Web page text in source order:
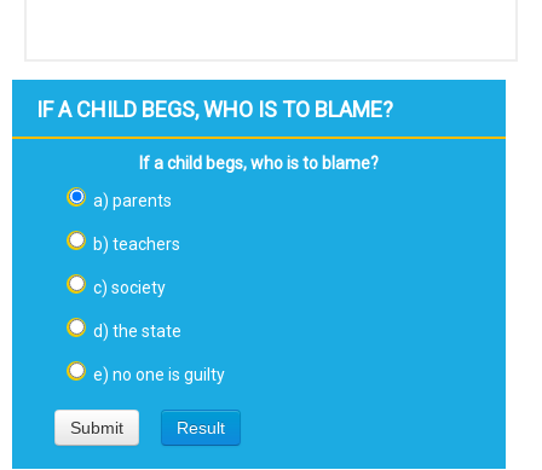
IF A CHILD BEGS, WHO IS TO BLAME?
If a child begs, who is to blame?
a) parents
b) teachers
c) society
d) the state
e) no one is guilty